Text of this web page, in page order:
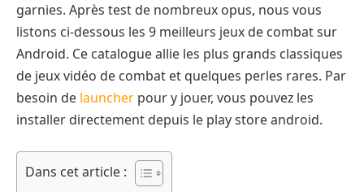
garnies. Après test de nombreux opus, nous vous
listons ci-dessous les 9 meilleurs jeux de combat sur
Android. Ce catalogue allie les plus grands classiques
de jeux vidéo de combat et quelques perles rares. Par
besoin de launcher pour y jouer, vous pouvez les
installer directement depuis le play store android.
Dans cet article :